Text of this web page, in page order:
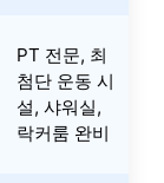
PT 전문, 최
첨단 운동 시
설, 샤워실,
락커룸 완비